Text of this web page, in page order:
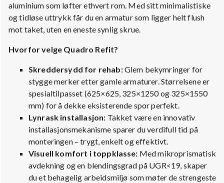
aluminium som løfter ethvert rom. Med sitt minimalistiske
og tidløse uttrykk får du en armatur som ligger helt flush
mot taket, uten en eneste synlig skrue.
Hvorfor velge Quadro Refit?
Skreddersydd for rehab:Glem bekymringer for
stygge merker etter gamle armaturer. Størrelsene er
spesialtilpasset (625×625, 325×1250 og 325×1550
mm) for å dekke eksisterende spor perfekt.
Lynrask installasjon: Takket være en innovativ
installasjonsmekanisme sparer du verdifull tid på
monteringen – trygt, enkelt og effektivt.
Visuell komfort i toppklasse: Med mikroprismatisk
avdekning og en blendingsgrad på UGR<19, skaper
du et behagelig arbeidsmiljø som møter de strengeste